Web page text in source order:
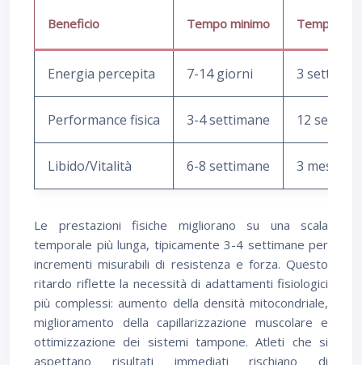
Beneficio Tempo minimo Tempo
Energia percepita 7-14 giorni 3
Performance fisica 3-4 settimane 12
Libido/Vitalità 6-8 settimane 3 mesi
Le prestazioni fisiche migliorano su una scala
temporale più lunga, tipicamente 3-4 settimane per
incrementi misurabili di resistenza e forza. Questo
ritardo riflette la necessità di adattamenti fisiologici
più complessi: aumento della densità mitocondriale,
miglioramento della capillarizzazione muscolare e
ottimizzazione dei sistemi tampone. Atleti che si
aspettano risultati immediati rischiano di